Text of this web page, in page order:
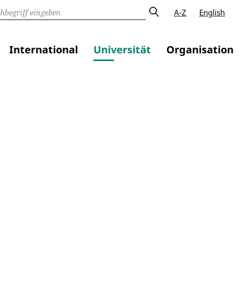
A-Z English
International Universität Organisation